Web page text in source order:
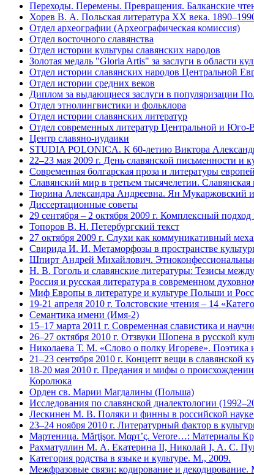
Переходы. Перемены. Превращения. Балканские
Хорев В. А. Польская литература XX века.
Отдел археографии (Археографическая комиссия)
Отдел восточного славянства
Отдел истории культуры славянских народов
Золотая медаль "Gloria Artis" за заслуги в области
Отдел истории славянских народов Центральной
Отдел истории средних веков
Диплом за выдающиеся заслуги в популяризации
Отдел этнолингвистики и фольклора
Отдел истории славянских литератур
Отдел современных литератур Центральной и
Центр славяно-иудаики
STUDIA POLONICA. К 60-летию Виктора
22–23 мая 2009 г. День славянской письменности и
Современная болгарская проза и литературы
Славянский мир в третьем тысячелетии.
Тюрина Александра Андреевна. Ян Мукаржовский и
Диссертационные советы
29 сентября – 2 октября 2009 г. Комплексный
Топоров В. Н. Петербургский текст
27 октября 2009 г. Слухи как коммуникативный
Свирида И. И. Метаморфозы в пространстве
Шпирт Андрей Михайлович.
Н. В. Гоголь и славянские литературы: Тезисы
Россия и русская литература в современном
Миф Европы в литературе и культуре Польши и
19-21 апреля 2010 г. Толстовские чтения – 14
Семантика имени (Имя-2)
15–17 марта 2011 г. Современная славистика и
26–27 октября 2010 г. Отзвуки Шопена в русской
Николаева Т. М. «Слово о полку Игореве». Поэтика
21–23 сентября 2010 г. Концепт вещи в славянской
18-20 мая 2010 г. Предания и мифы о
Королюка
Орден св. Марии Магдалины (Польша)
Исследования по славянской диалектологии
Лескинен М. В. Поляки и финны в российской
23–24 ноября 2010 г. Литературный фактор в
Мартеница. Mărţişor. Μαρτ’ς. Verore…: Материалы
Рахматуллин М. А. Екатерина II, Николай I, А. С.
Категория родства в языке и культуре. М., 2009.
Межфразовые связи: кодирование и декодирование.